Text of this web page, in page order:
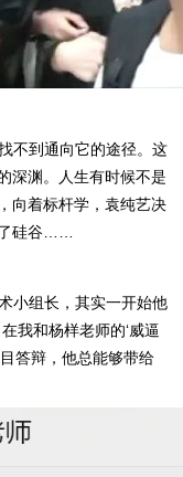
不到通向它的途径。这
深渊。人生有时候不是
向着标杆学，袁纯艺决
硅谷……
小组长，其实一开始他
我和杨样老师的‘威逼
答辩，他总能够带给